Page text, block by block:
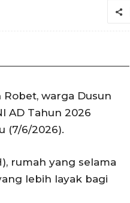
warga Dusun
AD Tahun 2026
(7/6/2026).
rumah yang selama
lebih layak bagi